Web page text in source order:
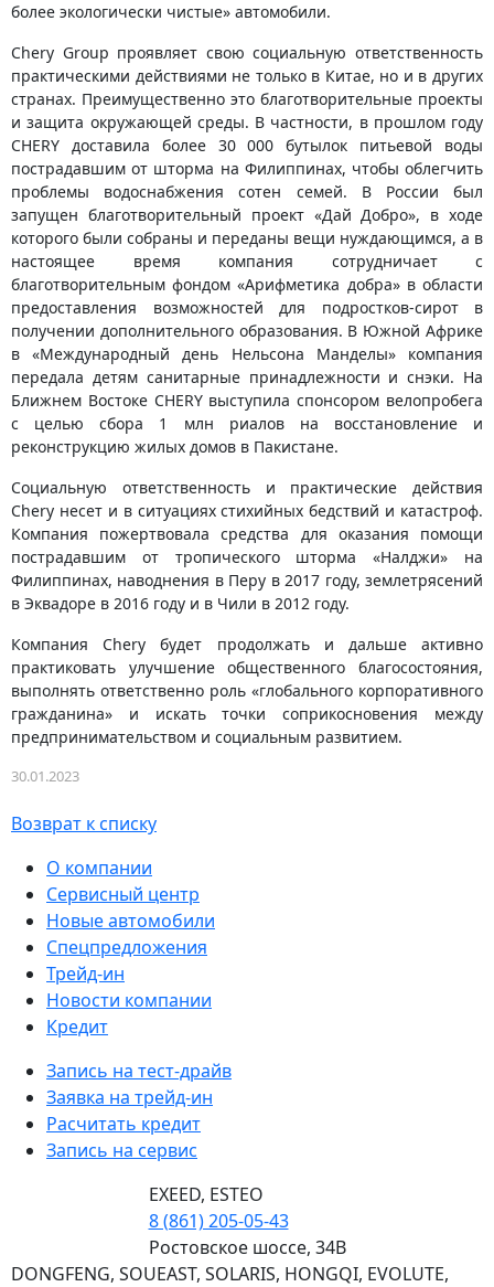
более экологически чистые» автомобили.
Chery Group проявляет свою социальную ответственность
практическими действиями не только в Китае, но и в других
странах. Преимущественно это благотворительные проекты
и защита окружающей среды. В частности, в прошлом году
CHERY доставила более 30 000 бутылок питьевой воды
пострадавшим от шторма на Филиппинах, чтобы облегчить
проблемы водоснабжения сотен семей. В России был
запущен благотворительный проект «Дай Добро», в ходе
которого были собраны и переданы вещи нуждающимся, а в
настоящее время компания сотрудничает с
благотворительным фондом «Арифметика добра» в области
предоставления возможностей для подростков-сирот в
получении дополнительного образования. В Южной Африке
в «Международный день Нельсона Манделы» компания
передала детям санитарные принадлежности и снэки. На
Ближнем Востоке CHERY выступила спонсором велопробега
с целью сбора 1 млн риалов на восстановление и
реконструкцию жилых домов в Пакистане.
Социальную ответственность и практические действия
Chery несет и в ситуациях стихийных бедствий и катастроф.
Компания пожертвовала средства для оказания помощи
пострадавшим от тропического шторма «Налджи» на
Филиппинах, наводнения в Перу в 2017 году, землетрясений
в Эквадоре в 2016 году и в Чили в 2012 году.
Компания Chery будет продолжать и дальше активно
практиковать улучшение общественного благосостояния,
выполнять ответственно роль «глобального корпоративного
гражданина» и искать точки соприкосновения между
предпринимательством и социальным развитием.
30.01.2023
Возврат к списку
О компании
Сервисный центр
Новые автомобили
Cпецпредложения
Трейд-ин
Новости компании
Кредит
Запись на тест-драйв
Заявка на трейд-ин
Расчитать кредит
Запись на сервис
EXEED, ESTEO
8 (861) 205-05-43
Ростовское шоссе, 34В
DONGFENG, SOUEAST, SOLARIS, HONGQI, EVOLUTE,